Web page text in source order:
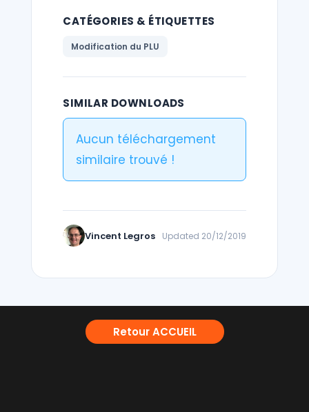
CATÉGORIES & ÉTIQUETTES
Modification du PLU
SIMILAR DOWNLOADS
Aucun téléchargement
similaire trouvé !
Vincent Legros Updated 20/12/2019
Retour ACCUEIL